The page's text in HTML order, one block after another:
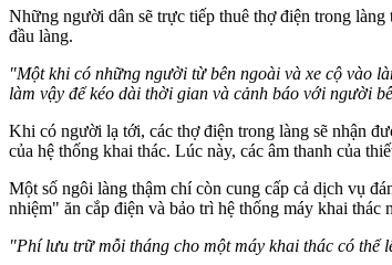
Những người dân sẽ trực tiếp thuê thợ điện trong
đầu làng.
"Một khi có những người từ bên ngoài và xe cộ vào
làm vậy để kéo dài thời gian và cảnh báo với người
Khi có người lạ tới, các thợ điện trong làng sẽ nhận
của hệ thống khai thác. Lúc này, các âm thanh của
Một số ngôi làng thậm chí còn cung cấp cả dịch vụ
nhiệm" ăn cắp điện và bảo trì hệ thống máy khai thác
"Phí lưu trữ mỗi tháng cho một máy khai thác có thể